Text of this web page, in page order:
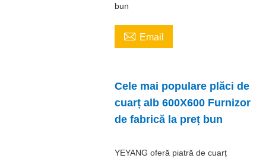
bun
 Email
Cele mai populare plăci de
cuarț alb 600X600 Furnizor
de fabrică la preț bun
YEYANG oferă piatră de cuarț